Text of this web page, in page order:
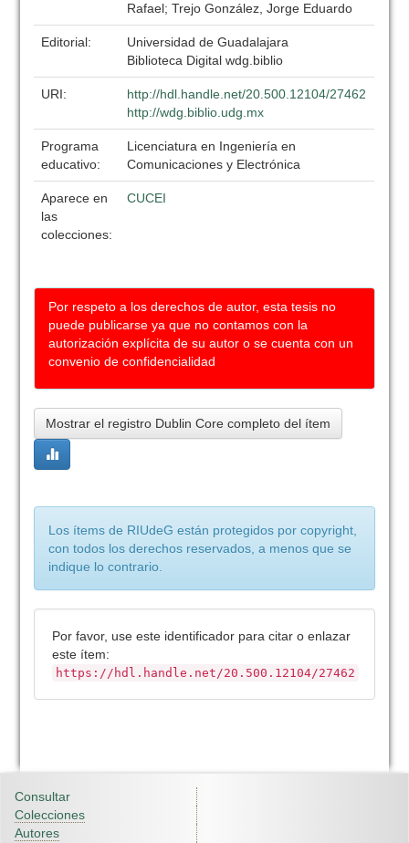
Rafael; Trejo González, Jorge Eduardo
Editorial:
Universidad de Guadalajara
Biblioteca Digital wdg.biblio
URI:
http://hdl.handle.net/20.500.12104/27462
http://wdg.biblio.udg.mx
Programa
educativo:
Licenciatura en Ingeniería en
Comunicaciones y Electrónica
Aparece en
las
colecciones:
CUCEI
Por respeto a los derechos de autor, esta tesis no
puede publicarse ya que no contamos con la
autorización explícita de su autor o se cuenta con un
convenio de confidencialidad
Mostrar el registro Dublin Core completo del ítem
Los ítems de RIUdeG están protegidos por copyright,
con todos los derechos reservados, a menos que se
indique lo contrario.
Por favor, use este identificador para citar o enlazar
este ítem:
https://hdl.handle.net/20.500.12104/27462
Consultar
Colecciones
Autores